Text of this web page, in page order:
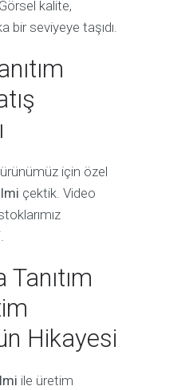
kalite,
bir seviyeye taşıdı.
için özel
çektik. Video
Tanıtım
Hikayesi
ile üretim